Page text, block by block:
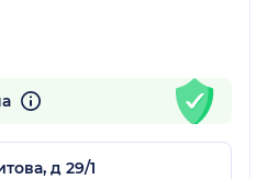
д 29/1